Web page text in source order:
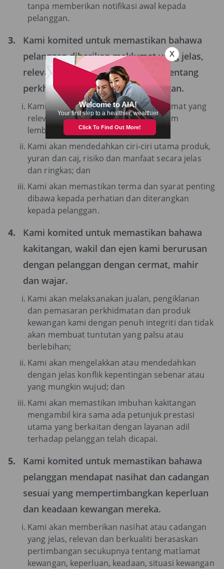
tanpa memberikan notifikasi awal kepada
pelanggan.
3.
Kami komited untuk memastikan bahawa
pelanggan diberikan maklumat yang jelas,
relevan dan tepat pada masanya tentang
perkhidmatan dan produk kewangan.
Kami akan memberi pelanggan maklumat yang
relevan dan tepat pada masanya dalam
lembaran pendedahan produk;
Kami akan mendedahkan ciri-ciri utama produk,
yuran dan caj, risiko dan manfaat secara jelas
dan ringkas; dan
Kami akan memastikan terma dan syarat penting
dibawa kepada perhatian dan diterangkan
kepada pelanggan.
4.
Kami komited untuk memastikan bahawa
kakitangan, wakil dan ejen kami berurusan
dengan pelanggan dengan cermat, mahir
dan wajar.
Kami akan melaksanakan jualan, pengiklanan
dan pemasaran perkhidmatan dan produk
kewangan kami dengan penuh integriti dan tidak
akan membuat tuntutan yang palsu atau
berlebihan;
Kami akan mengelakkan atau mendedahkan
dengan jelas konflik kepentingan sebenar atau
yang mungkin wujud; dan
Kami akan memastikan imbuhan kakitangan
mengambil kira sama ada petunjuk prestasi
utama yang berkaitan dengan layanan adil
terhadap pelanggan telah dicapai.
5.
Kami komited untuk memastikan bahawa
pelanggan mendapat nasihat dan cadangan
sesuai yang mempertimbangkan keperluan
dan keadaan kewangan mereka.
Kami akan memberikan nasihat atau cadangan
yang jelas, relevan dan berkualiti berasaskan
pertimbangan secukupnya tentang matlamat
kewangan, keperluan, keadaan, situasi kewangan